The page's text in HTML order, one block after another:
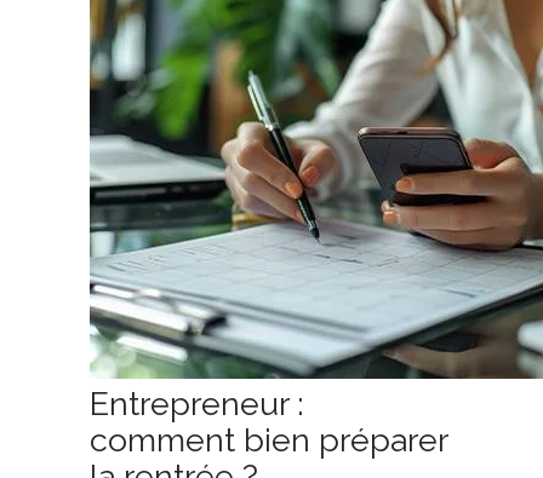
Entrepreneur :
comment bien préparer